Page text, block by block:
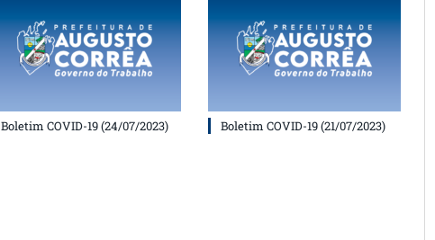
Boletim COVID-19 (24/07/2023) Boletim COVID-19 (21/07/2023)